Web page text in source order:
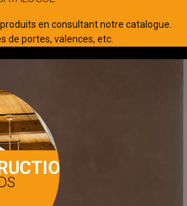
en consultant notre catalogue.
de portes, valences, etc.